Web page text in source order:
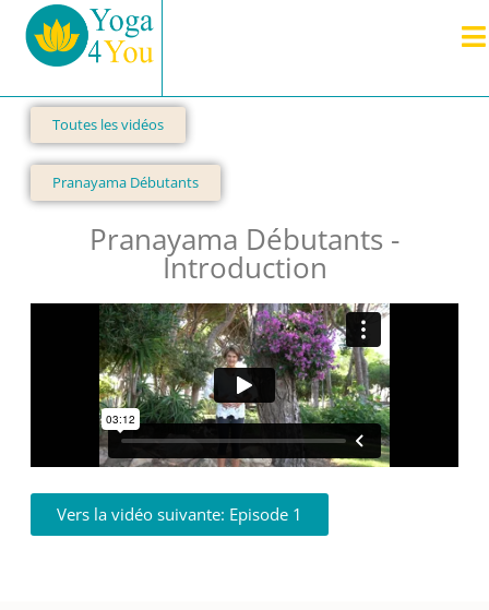
Toutes les vidéos
Pranayama Débutants
Pranayama Débutants -
Introduction
Vers la vidéo suivante: Episode 1